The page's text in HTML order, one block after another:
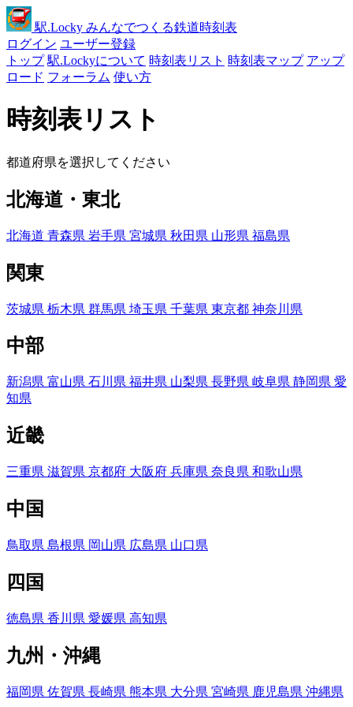
駅.Locky みんなでつくる鉄道時刻表
ログイン ユーザー登録
トップ 駅.Lockyについて 時刻表リスト 時刻表マップ アップ
ロード フォーラム 使い方
時刻表リスト
都道府県を選択してください
北海道・東北
北海道 青森県 岩手県 宮城県 秋田県 山形県 福島県
関東
茨城県 栃木県 群馬県 埼玉県 千葉県 東京都 神奈川県
中部
新潟県 富山県 石川県 福井県 山梨県 長野県 岐阜県 静岡県 愛
知県
近畿
三重県 滋賀県 京都府 大阪府 兵庫県 奈良県 和歌山県
中国
鳥取県 島根県 岡山県 広島県 山口県
四国
徳島県 香川県 愛媛県 高知県
九州・沖縄
福岡県 佐賀県 長崎県 熊本県 大分県 宮崎県 鹿児島県 沖縄県